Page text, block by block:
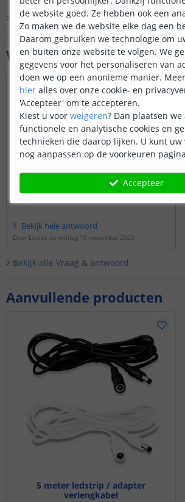
Aanvullende producten
5 meter ledstrip / adapter
verlengkabel
Bekijk alleklantfoto’s
Vraag & antwoord
Als ik de aansluitstekken DC zijde van de
voeding af haal om deze rechtstreeks aan
te sluiten op de led-strip mag dat?
Door Antoine op vrijdag 10 november 2023
Het is niet mogelijk om de DC stekker er
af te knippen en deze kabels te
verbinden met de ledstrip.
Bekijk hele antwoord
Door Louise op vrijdag 10 november 2023
Bekijk alle Vraag & antwoord
de website goed. Ze hebben ook een
Zo maken we de website elke dag een
Daarom gebruiken we technologie om
en buiten onze website te volgen. We
gegevens voor het personaliseren van
doen we op een anonieme manier.
hier alles over onze cookie- en
'Accepteer' om te accepteren.
Kiest u voor weigeren? Dan plaatsen we
functionele en analytische cookies en
technieken die daarop lijken. U kunt
nog aanpassen op de voorkeuren
Accepteer